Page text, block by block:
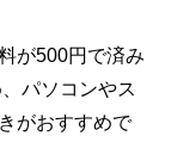
が500円で済み
パソコンやス
がおすすめで